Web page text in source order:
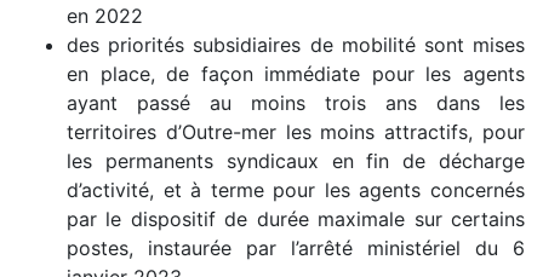
en 2022
des priorités subsidiaires de mobilité sont mises
en place, de façon immédiate pour les agents
ayant passé au moins trois ans dans les
territoires d’Outre-mer les moins attractifs, pour
les permanents syndicaux en fin de décharge
d’activité, et à terme pour les agents concernés
par le dispositif de durée maximale sur certains
postes, instaurée par l’arrêté ministériel du 6